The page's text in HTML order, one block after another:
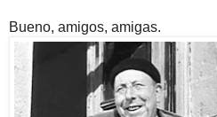
Bueno, amigos, amigas.